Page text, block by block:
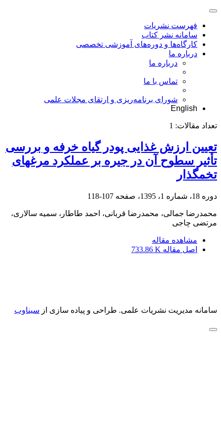
فهرست نشریات
سامانه نشر کتاب
کارگاه‌ها و دوره‌های آموزشی تخصصی
درباره ما
درباره ما
تماس با ما
شورای برنامه‌ریزی و ارتقای مجلات علمی
English
تعداد مقالات: 1
تعیین ارزش غذایی پودر گیاه خرفه و بررسی
تأثیر سطوح آن در جیره بر عملکرد مرغ‏های
تخمگذار
دوره 18، شماره 1، 1395، صفحه 107-118
محمدرضا جمالی، محمدرضا قربانی، احمد طاطار، سمیه سالاری،
مرتضی چاجی
مشاهده مقاله
اصل مقاله 733.86 K
سامانه مدیریت نشریات علمی. طراحی و پیاده سازی از سیناوب